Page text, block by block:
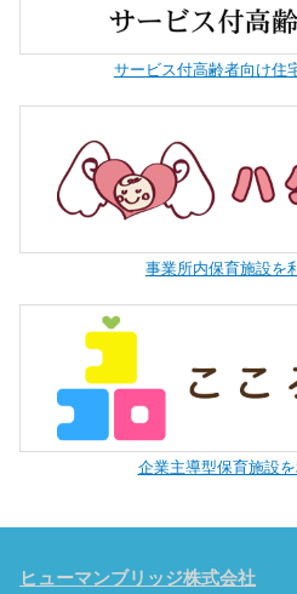
サービス付高齢者向け住
事業所内保育施設を
企業主導型保育施設
ヒューマンブリッジ株式会社